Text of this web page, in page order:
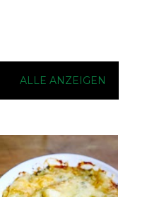
ALLE ANZEIGEN